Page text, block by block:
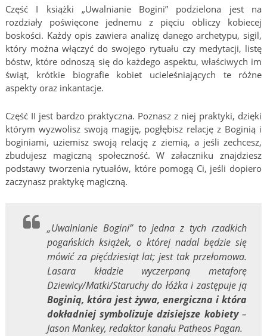
Część I książki „Uwalnianie Bogini” podzielona jest na
rozdziały poświęcone jednemu z pięciu obliczy kobiecej
boskości. Każdy opis zawiera analizę danego archetypu, sigil,
który można włączyć do swojego rytuału czy medytacji, listę
bóstw, które odnoszą się do każdego aspektu, właściwych im
świąt, krótkie biografie kobiet ucieleśniających te różne
aspekty oraz inkantacje.
Część II jest bardzo praktyczna. Poznasz z niej praktyki, dzięki
którym wyzwolisz swoją magiję, pogłębisz relację z Boginią i
boginiami, uziemisz swoją relację z ziemią, a jeśli zechcesz,
zbudujesz magiczną społeczność. W załaczniku znajdziesz
podstawy tworzenia rytuałów, które pomogą Ci, jeśli dopiero
zaczynasz praktykę magiczną.
„Uwalnianie Bogini” to jedna z tych rzadkich
pogańskich książek, o której nadal będzie się
mówić za pięćdziesiąt lat; jest tak przełomowa.
Lasara kładzie wyczerpaną metaforę
Dziewicy/Matki/Staruchy do łóżka i zastępuje ją
Boginią, która jest żywa, energiczna i która
dokładniej symbolizuje dzisiejsze kobiety–
Jason Mankey, redaktor kanału Patheos Pagan.